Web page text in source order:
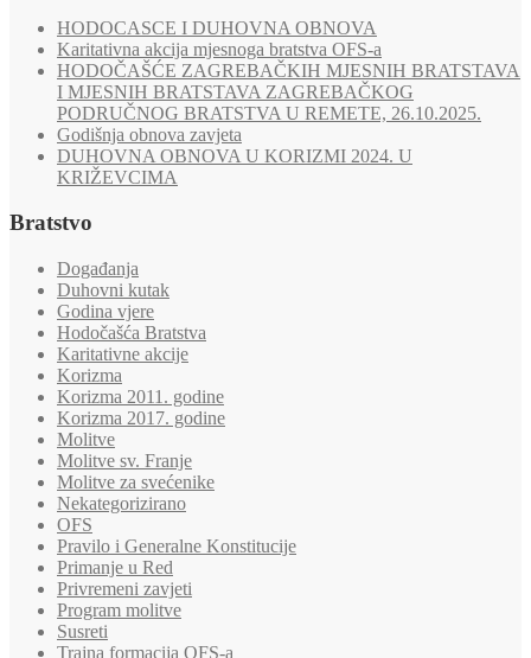
HODOCASCE I DUHOVNA OBNOVA
Karitativna akcija mjesnoga bratstva OFS-a
HODOČAŠĆE ZAGREBAČKIH MJESNIH BRATSTAVA
I MJESNIH BRATSTAVA ZAGREBAČKOG
PODRUČNOG BRATSTVA U REMETE, 26.10.2025.
Godišnja obnova zavjeta
DUHOVNA OBNOVA U KORIZMI 2024. U
KRIŽEVCIMA
Bratstvo
Događanja
Duhovni kutak
Godina vjere
Hodočašća Bratstva
Karitativne akcije
Korizma
Korizma 2011. godine
Korizma 2017. godine
Molitve
Molitve sv. Franje
Molitve za svećenike
Nekategorizirano
OFS
Pravilo i Generalne Konstitucije
Primanje u Red
Privremeni zavjeti
Program molitve
Susreti
Trajna formacija OFS-a